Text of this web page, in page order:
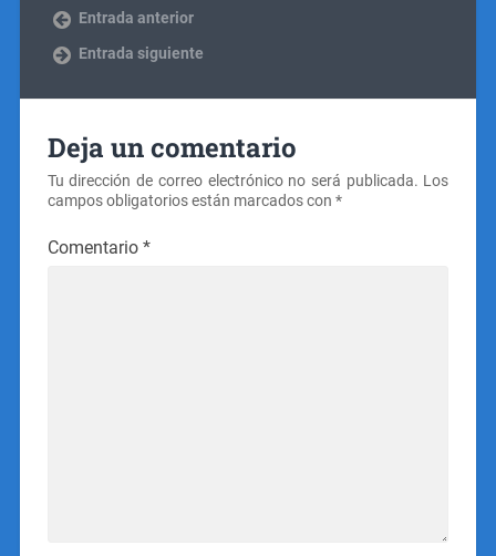
Entrada anterior
Entrada siguiente
Deja un comentario
Tu dirección de correo electrónico no será publicada. Los
campos obligatorios están marcados con *
Comentario *